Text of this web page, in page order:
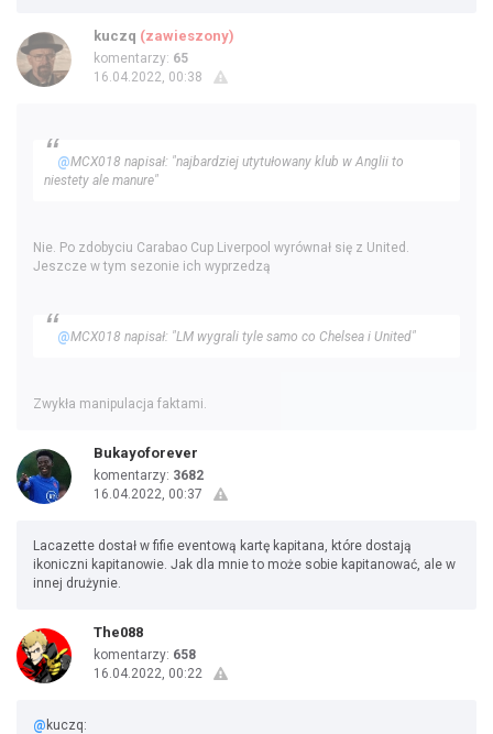
kuczq (zawieszony)
komentarzy: 65
16.04.2022, 00:38
@MCX018 napisał: "najbardziej utytułowany klub w Anglii to
niestety ale manure"
Nie. Po zdobyciu Carabao Cup Liverpool wyrównał się z United.
Jeszcze w tym sezonie ich wyprzedzą
@MCX018 napisał: "LM wygrali tyle samo co Chelsea i United"
Zwykła manipulacja faktami.
Bukayoforever
komentarzy: 3682
16.04.2022, 00:37
Lacazette dostał w fifie eventową kartę kapitana, które dostają
ikoniczni kapitanowie. Jak dla mnie to może sobie kapitanować, ale w
innej drużynie.
The088
komentarzy: 658
16.04.2022, 00:22
@ kuczq: